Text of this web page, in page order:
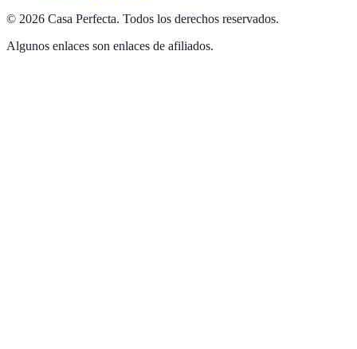
© 2026 Casa Perfecta. Todos los derechos reservados.
Algunos enlaces son enlaces de afiliados.